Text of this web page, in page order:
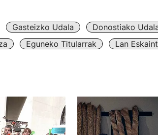
Gasteizko Udala
Donostiako
Eguneko Titularrak Lan